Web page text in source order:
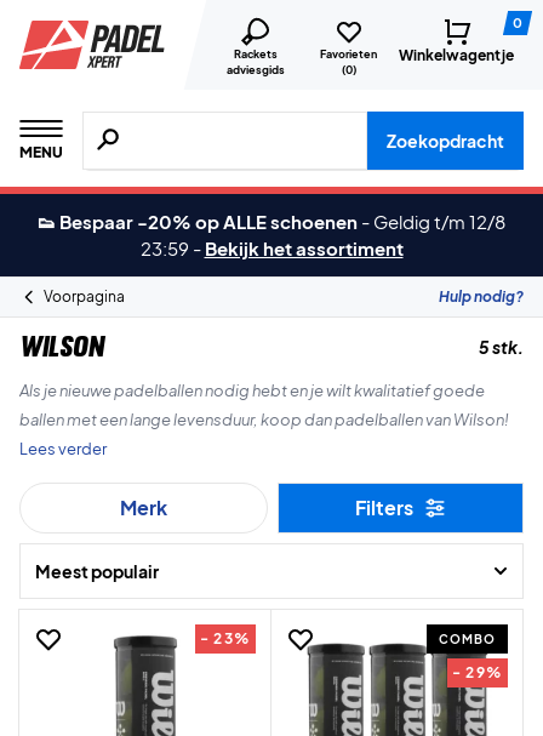
Rackets
adviesgids
Favorieten
(0)
0
Winkelwagentje
MENU
Zoeken naar producten, merken etc.
Zoekopdracht
👟 Bespaar -20% op ALLE schoenen - Geldig t/m 12/8
23:59 - Bekijk het assortiment
Voorpagina Hulp nodig?
Wilson 5 stk.
Als je nieuwe padelballen nodig hebt en je wilt kwalitatief goede
ballen met een lange levensduur, koop dan padelballen van Wilson!
Lees verder
Merk Filters
Meest populair
- 23% COMBO
- 29%